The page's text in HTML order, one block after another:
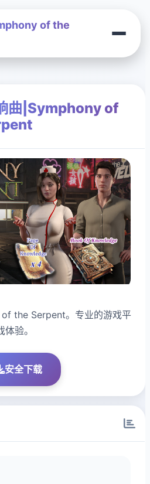
of the
曲|Symphony of
the Serpent。专业的游戏平
验。
安全下载